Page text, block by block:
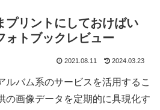
プリントにしておけばい
ォトブックレビュー
2021.08.11 2024.03.23
ルバム系のサービスを活用するこ
の画像データを定期的に具現化す